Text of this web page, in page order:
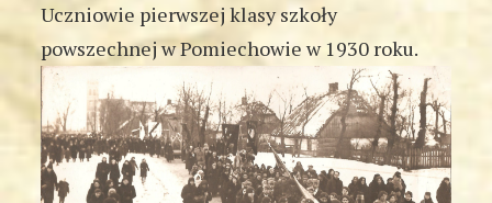
Uczniowie pierwszej klasy szkoły
powszechnej w Pomiechowie w 1930 roku.